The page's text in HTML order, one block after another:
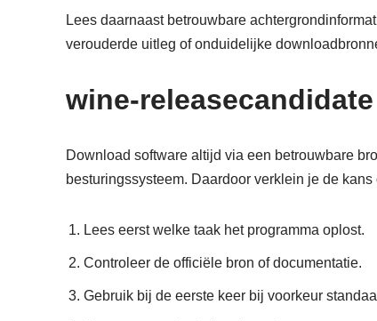
Lees daarnaast betrouwbare
verouderde uitleg of onduidelijke
wine-
Download software altijd via een betrouwbare
besturingssysteem. Daardoor verklein je de
Lees eerst welke taak het programma oplost.
Controleer de officiële bron of documentatie.
Gebruik bij de eerste keer bij voorkeur